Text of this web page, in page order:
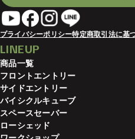
プライバシーポリシー特定商取引法に基
LINEUP
商品一覧
フロントエントリー
サイドエントリー
バイシクルキューブ
スペースセーバー
ローシェッド